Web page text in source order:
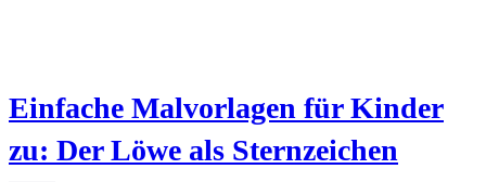
Einfache Malvorlagen für Kinder
zu: Der Löwe als Sternzeichen